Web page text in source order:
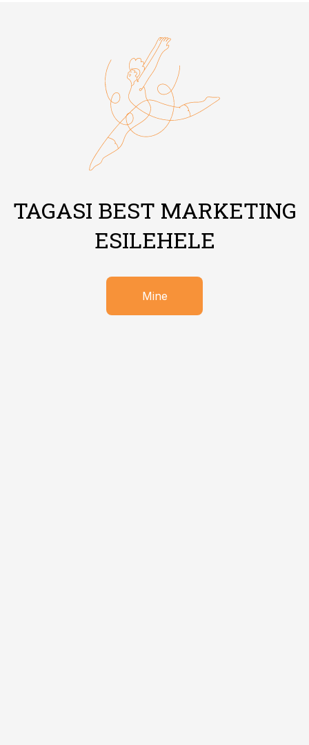
TAGASI BEST MARKETING
ESILEHELE
Mine